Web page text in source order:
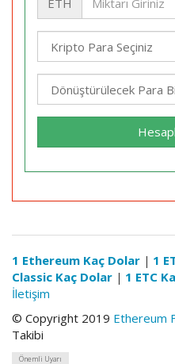
1 Ethereum Kaç Dolar | 1
Classic Kaç Dolar | 1 ETC
İletişim
© Copyright 2019 Ethereum
Takibi
Önemli Uyarı